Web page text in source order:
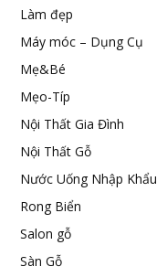
Làm đẹp
Máy móc – Dụng Cụ
Mẹ&Bé
Mẹo-Típ
Nội Thất Gia Đình
Nội Thất Gỗ
Nước Uống Nhập Khẩu
Rong Biển
Salon gỗ
Sàn Gỗ